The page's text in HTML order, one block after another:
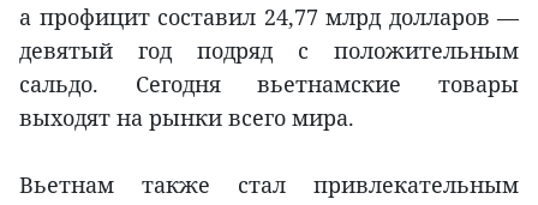
а профицит составил 24,77 млрд долларов —
девятый год подряд с положительным
сальдо. Сегодня вьетнамские товары
выходят на рынки всего мира.
Вьетнам также стал привлекательным